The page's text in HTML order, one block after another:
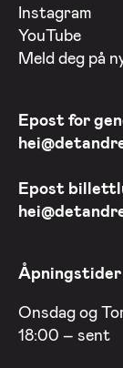
Instagram
YouTube
Meld deg på
Epost for
Epost
Onsdag og
18:00 – sent